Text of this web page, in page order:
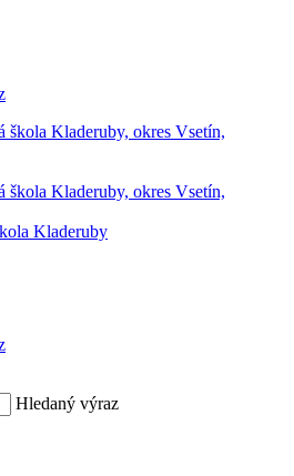
Kladeruby
Hledaný výraz